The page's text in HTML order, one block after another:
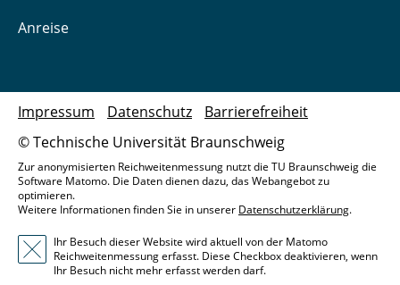
Anreise
© Technische Universität Braunschweig
Impressum Datenschutz Barrierefreiheit
Zur anonymisierten Reichweitenmessung nutzt die TU Braunschweig die
Software Matomo. Die Daten dienen dazu, das Webangebot zu
optimieren.
Weitere Informationen finden Sie in unserer Datenschutzerklärung.
Ihr Besuch dieser Website wird aktuell von der Matomo
Reichweitenmessung erfasst. Diese Checkbox deaktivieren, wenn
Ihr Besuch nicht mehr erfasst werden darf.